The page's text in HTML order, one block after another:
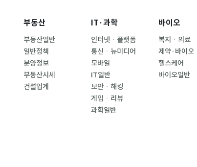
부동산
부동산일반
일반정책
분양정보
부동산시세
건설업계
IT·과학
인터넷ㆍ플랫폼
통신ㆍ뉴미디어
모바일
IT일반
보안ㆍ해킹
게임ㆍ리뷰
과학일반
바이오
복지ㆍ의료
제약·바이오
헬스케어
바이오일반